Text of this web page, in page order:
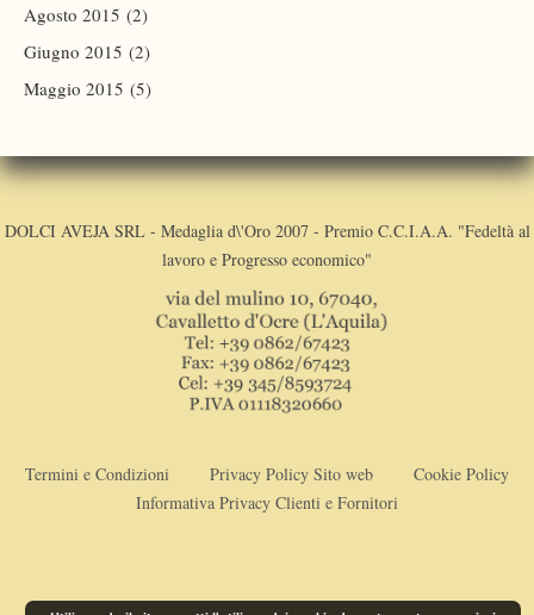
Agosto 2015 (2)
Giugno 2015 (2)
Maggio 2015 (5)
DOLCI AVEJA SRL - Medaglia d\'Oro 2007 - Premio C.C.I.A.A. "Fedeltà al
lavoro e Progresso economico"
Termini e Condizioni Privacy Policy Sito web
Cookie Policy
Informativa Privacy Clienti e Fornitori